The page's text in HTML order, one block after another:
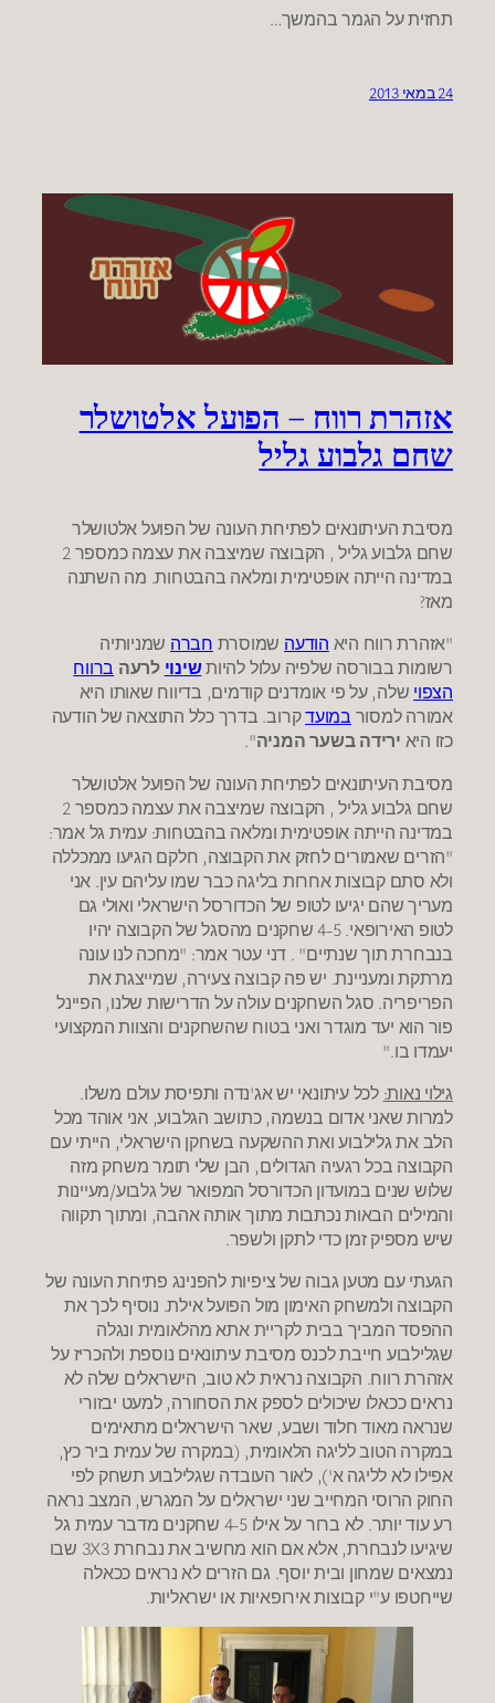
תחזית על הגמר בהמשך…
24 במאי 2013
אזהרת רווח – הפועל אלטושלר
שחם גלבוע גליל
מסיבת העיתונאים לפתיחת העונה של הפועל אלטושלר
שחם גלבוע גליל , הקבוצה שמיצבה את עצמה כמספר 2
במדינה הייתה אופטימית ומלאה בהבטחות. מה השתנה
מאז?
"אזהרת רווח היא הודעה שמוסרת חברה שמניותיה
רשומות בבורסה שלפיה עלול להיותשינוי לרעה ברווח
הצפוי שלה, על פי אומדנים קודמים, בדיווח שאותו היא
אמורה למסור במועדקרוב. בדרך כלל התוצאה של הודעה
כזו היא ירידה בשער המניה".
מסיבת העיתונאים לפתיחת העונה של הפועל אלטושלר
שחם גלבוע גליל , הקבוצה שמיצבה את עצמה כמספר 2
במדינה הייתה אופטימית ומלאה בהבטחות: עמית גל אמר:
"הזרים שאמורים לחזק את הקבוצה, חלקם הגיעו ממכללה
ולא סתם קבוצות אחרות בליגה כבר שמו עליהם עין. אני
מעריך שהם יגיעו לטופ של הכדורסל הישראלי ואולי גם
לטופ האירופאי. 4-5 שחקנים מהסגל של הקבוצה יהיו
בנבחרת תוך שנתיים" . דני עטר אמר: "מחכה לנו עונה
מרתקת ומעניינת. יש פה קבוצה צעירה, שמייצגת את
הפריפריה. סגל השחקנים עולה על הדרישות שלנו, הפיינל
פור הוא יעד מוגדר ואני בטוח שהשחקנים והצוות המקצועי
יעמדו בו."
גילוי נאות: לכל עיתונאי יש אג'נדה ותפיסת עולם משלו.
למרות שאני אדום בנשמה, כתושב הגלבוע, אני אוהד מכל
הלב את גלילבוע ואת ההשקעה בשחקן הישראלי, הייתי עם
הקבוצה בכל רגעיה הגדולים, הבן שלי תומר משחק מזה
שלוש שנים במועדון הכדורסל המפואר של גלבוע/מעיינות
והמילים הבאות נכתבות מתוך אותה אהבה, ומתוך תקווה
שיש מספיק זמן כדי לתקן ולשפר.
הגעתי עם מטען גבוה של ציפיות להפנינג פתיחת העונה של
הקבוצה ולמשחק האימון מול הפועל אילת. נוסיף לכך את
ההפסד המביך בבית לקריית אתא מהלאומית ונגלה
שגלילבוע חייבת לכנס מסיבת עיתונאים נוספת ולהכריז על
אזהרת רווח. הקבוצה נראית לא טוב, הישראלים שלה לא
נראים ככאלו שיכולים לספק את הסחורה, למעט יבזורי
שנראה מאוד חלוד ושבע, שאר הישראלים מתאימים
במקרה הטוב לליגה הלאומית, (במקרה של עמית ביר כץ,
אפילו לא לליגה א'), לאור העובדה שגלילבוע תשחק לפי
החוק הרוסי המחייב שני ישראלים על המגרש, המצב נראה
רע עוד יותר. לא ברור על אילו 4-5 שחקנים מדבר עמית גל
שיגיעו לנבחרת, אלא אם הוא מחשיב את נבחרת 3X3 שבו
נמצאים שמחון ובית יוסף. גם הזרים לא נראים ככאלה
שייחטפו ע"י קבוצות אירופאיות או ישראליות.